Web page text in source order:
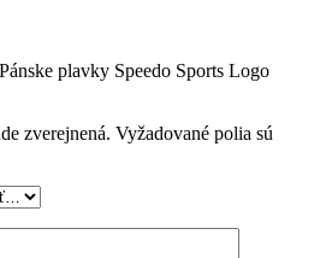
plavky Speedo Sports Logo
zverejnená. Vyžadované polia sú